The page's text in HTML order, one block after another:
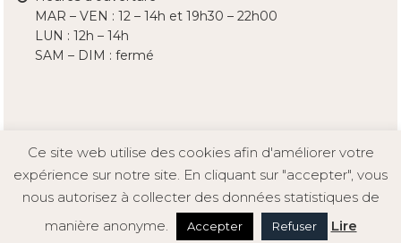
MAR – VEN : 12 – 14h et 19h30 – 22h00
LUN : 12h – 14h
SAM – DIM : fermé
Copyright 2026 Bodega Melun, tous droits réservés -
Politique de confidentialité
Ce site web utilise des cookies afin d'améliorer votre
expérience sur notre site. En cliquant sur "accepter", vous
nous autorisez à collecter des données statistiques de
manière anonyme.
Accepter Refuser Lire